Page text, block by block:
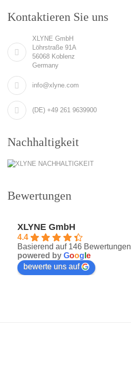
Kontaktieren Sie uns
XLYNE GmbH
Löhrstraße 91A
56068 Koblenz
Germany
info@xlyne.com
(DE) +49 261 9639900
Nachhaltigkeit
Bewertungen
XLYNE GmbH
4.4
Basierend auf 146 Bewertungen
powered by Goog e
bewerte uns auf